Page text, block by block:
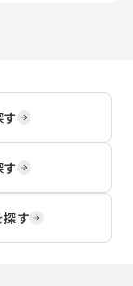
す